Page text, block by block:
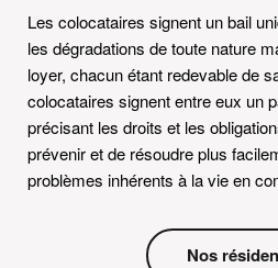
Les colocataires signent un bail
les dégradations de toute nature
loyer, chacun étant redevable de
colocataires signent entre eux un
précisant les droits et les
prévenir et de résoudre plus
problèmes inhérents à la vie en
Nos